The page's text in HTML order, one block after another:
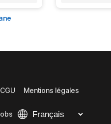
CGU Mentions légales